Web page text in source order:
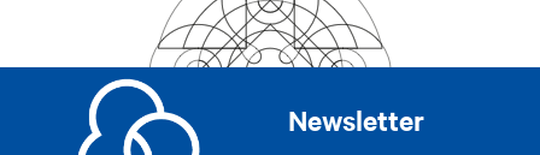
Newsletter